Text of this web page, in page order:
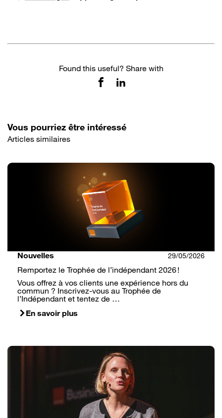
Found this useful? Share with
Vous pourriez être intéressé
Articles similaires
Nouvelles 29/05/2026
Remportez le Trophée de l’indépendant 2026 !
Vous offrez à vos clients une expérience hors du
commun ? Inscrivez-vous au Trophée de
l’Indépendant et tentez de …
En savoir plus